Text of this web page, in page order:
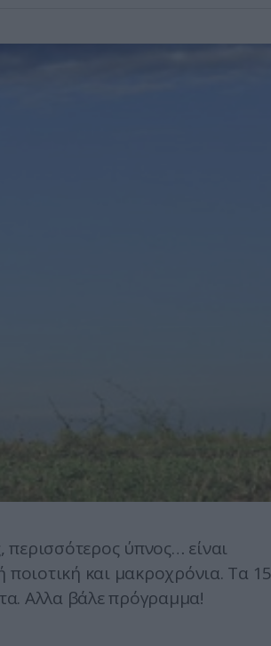
ύπνος… είναι
ποιοτική και μακροχρόνια. Τα 15
Αλλα βάλε πρόγραμμα!